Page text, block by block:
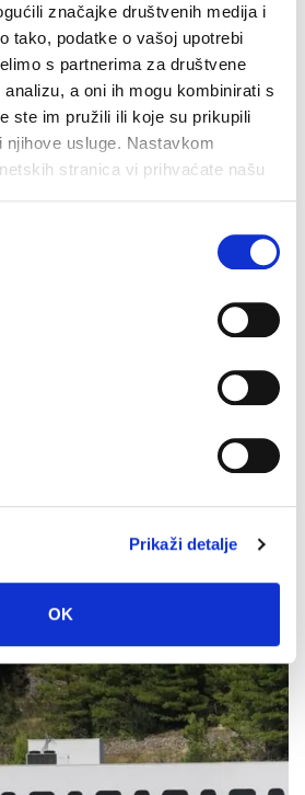
značajke društvenih medija i
tako, podatke o vašoj upotrebi
s partnerima za društvene
a oni ih mogu kombinirati s
ste im pružili ili koje su prikupili
njihove usluge. Nastavkom
stranica vi prihvaćate našu
Prikaži detalje
OK
zahvalnosti i Dan hrvatskih
u Makarskoj